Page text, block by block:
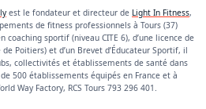
est le fondateur et directeur de Light In Fitness,
de fitness professionnels à Tours (37)
coaching sportif (niveau CITE 6), d’une licence de
Poitiers) et d’un Brevet d’Éducateur Sportif, il
collectivités et établissements de santé dans
500 établissements équipés en France et à
Way Factory, RCS Tours 793 296 401.